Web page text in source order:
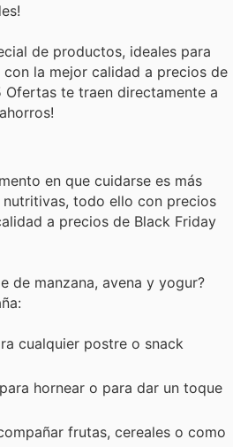
de productos, ideales para
con la mejor calidad a precios de
te traen directamente a
en que cuidarse es más
todo ello con precios
a precios de Black Friday
de manzana, avena y yogur?
cualquier postre o snack
hornear o para dar un toque
frutas, cereales o como